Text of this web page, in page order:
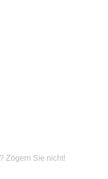
Zögern Sie nicht!